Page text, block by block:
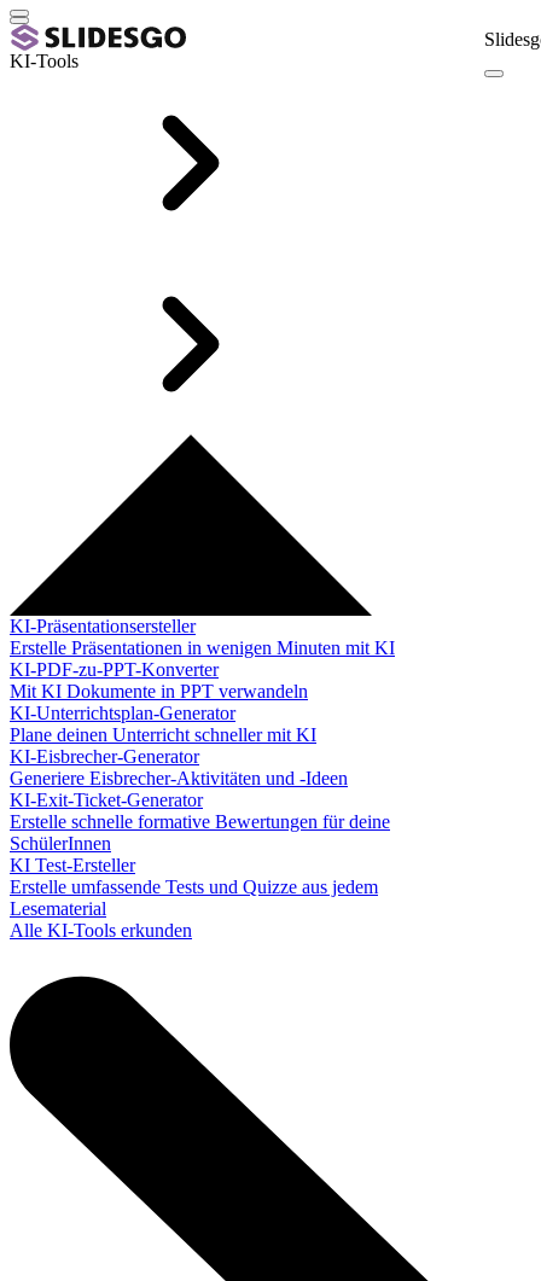
KI-Tools
KI-Präsentationsersteller
Erstelle Präsentationen in wenigen Minuten mit KI
KI-PDF-zu-PPT-Konverter
Mit KI Dokumente in PPT verwandeln
KI-Unterrichtsplan-Generator
Plane deinen Unterricht schneller mit KI
KI-Eisbrecher-Generator
Generiere Eisbrecher-Aktivitäten und -Ideen
KI-Exit-Ticket-Generator
Erstelle schnelle formative Bewertungen für deine
SchülerInnen
KI Test-Ersteller
Erstelle umfassende Tests und Quizze aus jedem
Lesematerial
Alle KI-Tools erkunden